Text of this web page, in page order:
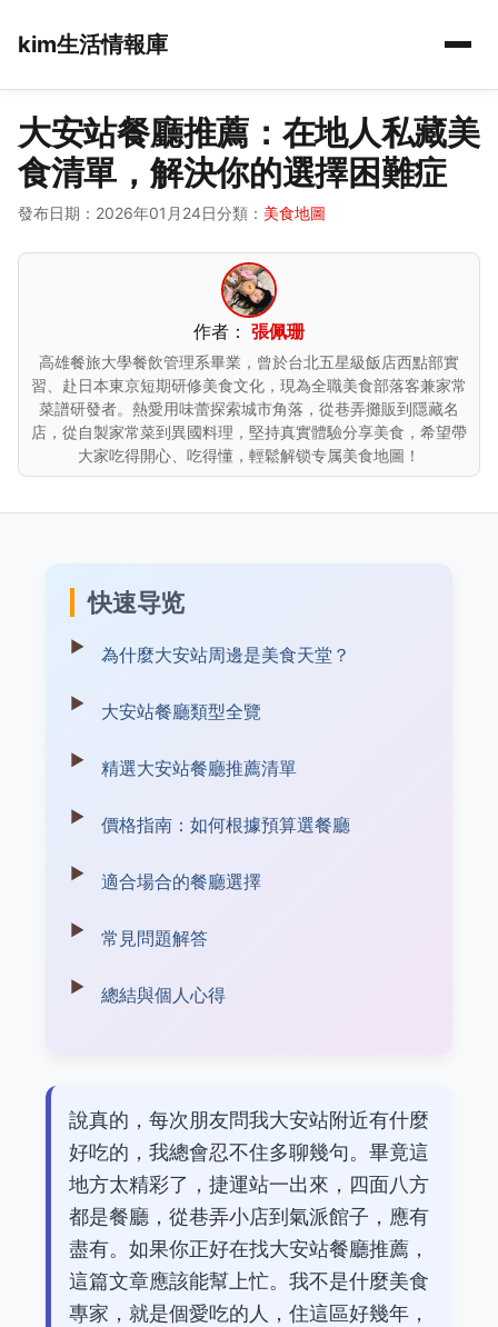
kim生活情報庫
大安站餐廳推薦：在地人私藏美
食清單，解決你的選擇困難症
發布日期：2026年01月24日分類： 美食地圖
作者： 張佩珊
高雄餐旅大學餐飲管理系畢業，曾於台北五星級飯店西點部實
習、赴日本東京短期研修美食文化，現為全職美食部落客兼家常
菜譜研發者。熱愛用味蕾探索城市角落，從巷弄攤販到隱藏名
店，從自製家常菜到異國料理，堅持真實體驗分享美食，希望帶
大家吃得開心、吃得懂，輕鬆解锁专属美食地圖！
快速导览
為什麼大安站周邊是美食天堂？
大安站餐廳類型全覽
精選大安站餐廳推薦清單
價格指南：如何根據預算選餐廳
適合場合的餐廳選擇
常見問題解答
總結與個人心得
說真的，每次朋友問我大安站附近有什麼
好吃的，我總會忍不住多聊幾句。畢竟這
地方太精彩了，捷運站一出來，四面八方
都是餐廳，從巷弄小店到氣派館子，應有
盡有。如果你正好在找大安站餐廳推薦，
這篇文章應該能幫上忙。我不是什麼美食
專家，就是個愛吃的人，住這區好幾年，